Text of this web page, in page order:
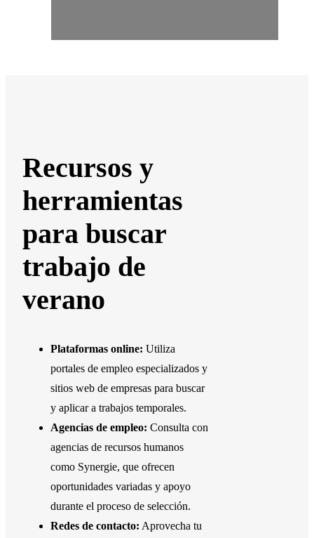
Recursos y
herramientas
para buscar
trabajo de
verano
Plataformas online: Utiliza
portales de empleo especializados y
sitios web de empresas para buscar
y aplicar a trabajos temporales.
Agencias de empleo: Consulta con
agencias de recursos humanos
como Synergie, que ofrecen
oportunidades variadas y apoyo
durante el proceso de selección.
Redes de contacto: Aprovecha tu